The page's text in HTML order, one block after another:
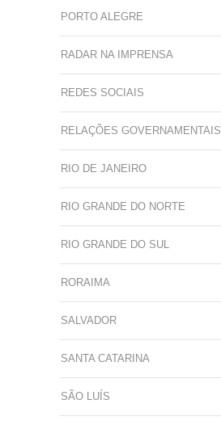
PORTO ALEGRE
RADAR NA IMPRENSA
REDES SOCIAIS
RELAÇÕES GOVERNAMENTAIS
RIO DE JANEIRO
RIO GRANDE DO NORTE
RIO GRANDE DO SUL
RORAIMA
SALVADOR
SANTA CATARINA
SÃO LUÍS